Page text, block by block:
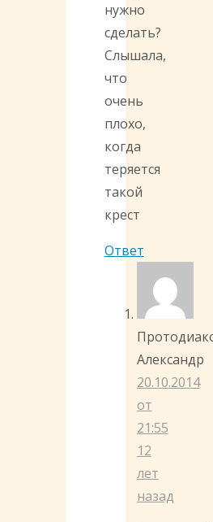
нужно
сделать?
Слышала,
что
очень
плохо,
когда
теряется
такой
крест
Ответ
Александр
20.10.2014
от
21:55
12
лет
назад